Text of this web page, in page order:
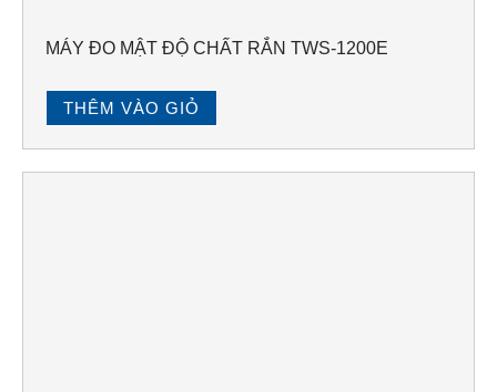
MÁY ĐO MẬT ĐỘ CHẤT RẮN TWS-1200E
THÊM VÀO GIỎ